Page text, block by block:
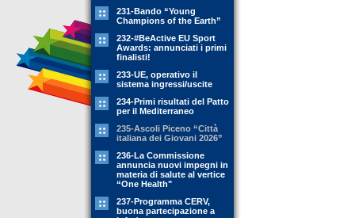
231-Bando “Young
Champions of the Earth”
232-#BeActive EU Sport
Awards: annunciati i primi
finalisti!
233-UE, operativo il
sistema ingressi/uscite
234-Primi risultati del Patto
per il Mediterraneo
235-Ascoli Piceno “Città
italiana dei Giovani 2026”
236-La Commissione
annuncia nuovi impegni in
materia di salute al vertice
“One Health"
237-Programma CERV,
buona partecipazione a